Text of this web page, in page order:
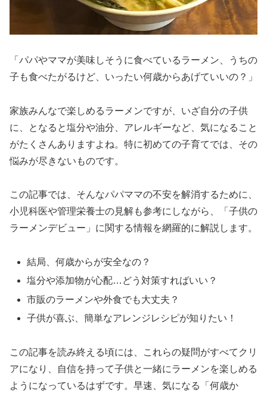
「パパやママが美味しそうに食べているラーメン、うちの
子も食べたがるけど、いったい何歳からあげていいの？」
家族みんなで楽しめるラーメンですが、いざ自分の子供
に、となると塩分や油分、アレルギーなど、気になること
がたくさんありますよね。特に初めての子育てでは、その
悩みが尽きないものです。
この記事では、そんなパパママの不安を解消するために、
小児科医や管理栄養士の見解も参考にしながら、「子供の
ラーメンデビュー」に関する情報を網羅的に解説します。
結局、何歳からが安全なの？
塩分や添加物が心配…どう対策すればいい？
市販のラーメンや外食でも大丈夫？
子供が喜ぶ、簡単なアレンジレシピが知りたい！
この記事を読み終える頃には、これらの疑問がすべてクリ
アになり、自信を持って子供と一緒にラーメンを楽しめる
ようになっているはずです。早速、気になる「何歳か